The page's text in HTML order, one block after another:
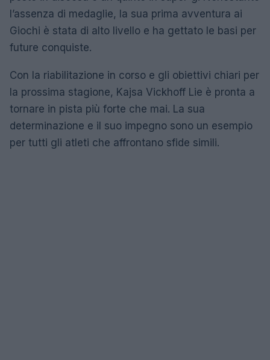
l’assenza di medaglie, la sua prima avventura ai
Giochi è stata di alto livello e ha gettato le basi per
future conquiste.
Con la riabilitazione in corso e gli obiettivi chiari per
la prossima stagione, Kajsa Vickhoff Lie è pronta a
tornare in pista più forte che mai. La sua
determinazione e il suo impegno sono un esempio
per tutti gli atleti che affrontano sfide simili.